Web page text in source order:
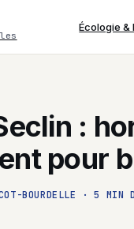
Écologie &
:
pour
BOURDELLE · 5 MIN